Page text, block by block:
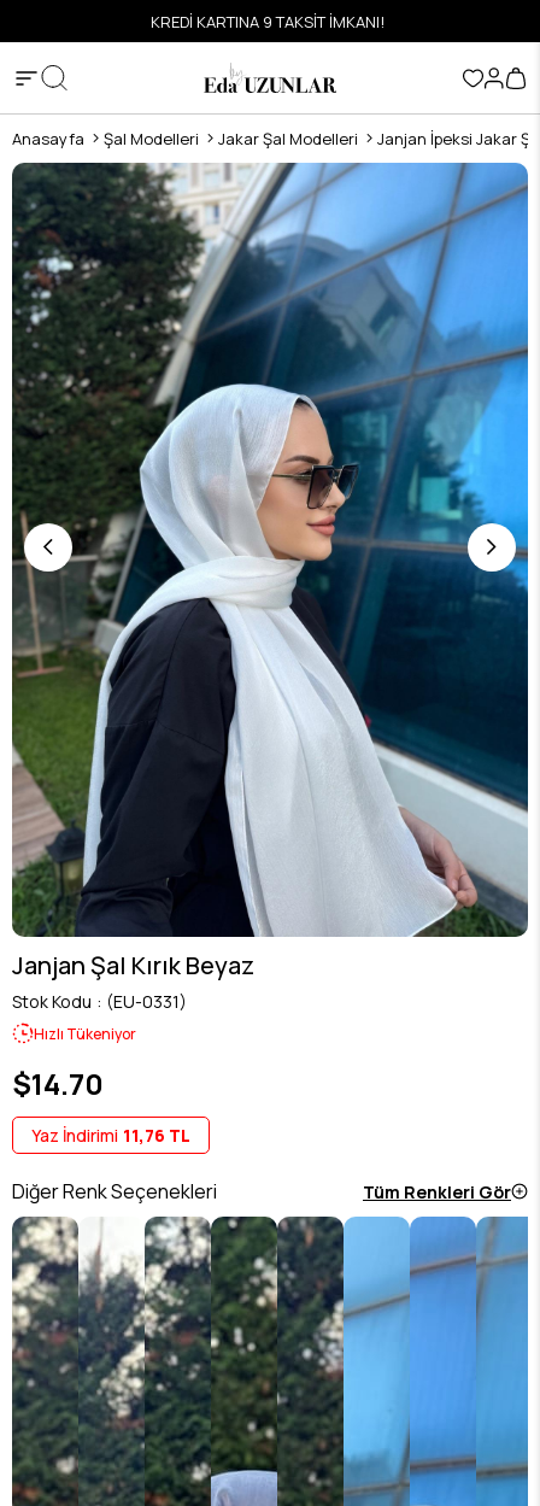
KREDİ KARTINA 9 TAKSİT İMKANI!
Anasayfa Şal Modelleri Jakar Şal Modelleri Janjan İpeksi Jakar
Janjan Şal Kırık Beyaz
Stok Kodu (EU-0331)
Hızlı Tükeniyor
$14.70
Yaz İndirimi 11,76 TL
Diğer Renk Seçenekleri Tüm Renkleri Gör